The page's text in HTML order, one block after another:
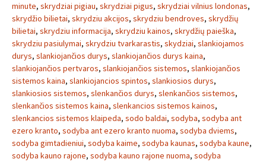
minute, skrydziai pigiau, skrydziai pigus, skrydziai vilnius londonas,
skrydžio bilietai, skrydziu akcijos, skrydziu bendroves, skrydžių
bilietai, skrydziu informacija, skrydziu kainos, skrydžių paieška,
skrydziu pasiulymai, skrydziu tvarkarastis, skydziai, slankiojamos
durys, slankiojančios durys, slankiojančios durys kaina,
slankiojančios pertvaros, slankiojančios sistemos, slankiojančios
sistemos kaina, slankiojancios spintos, slankiosios durys,
slankiosios sistemos, slenkančios durys, slenkančios sistemos,
slenkančios sistemos kaina, slenkancios sistemos kainos,
slenkancios sistemos klaipeda, sodo baldai, sodyba, sodyba ant
ezero kranto, sodyba ant ezero kranto nuoma, sodyba dviems,
sodyba gimtadieniui, sodyba kaime, sodyba kaunas, sodyba kaune,
sodyba kauno rajone, sodyba kauno rajone nuoma, sodyba